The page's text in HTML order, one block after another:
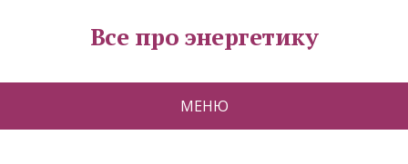
Все про энергетику
МЕНЮ